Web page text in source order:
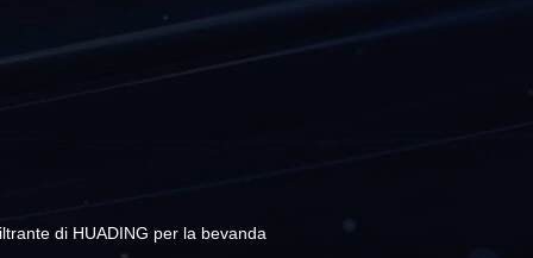
di HUADING per la bevanda